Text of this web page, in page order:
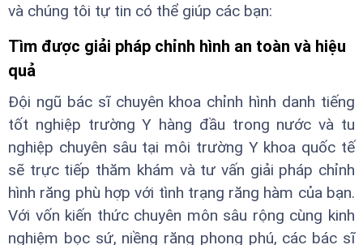
và chúng tôi tự tin có thể giúp các bạn:
Tìm được giải pháp chỉnh hình an toàn và hiệu
quả
Đội ngũ bác sĩ chuyên khoa chỉnh hình danh tiếng
tốt nghiệp trường Y hàng đầu trong nước và tu
nghiệp chuyên sâu tại môi trường Y khoa quốc tế
sẽ trực tiếp thăm khám và tư vấn giải pháp chỉnh
hình răng phù hợp với tình trạng răng hàm của bạn.
Với vốn kiến thức chuyên môn sâu rộng cùng kinh
nghiệm bọc sứ, niềng răng phong phú, các bác sĩ